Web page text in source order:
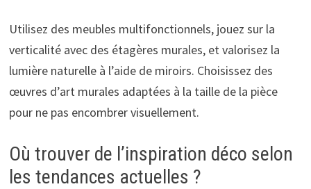
Utilisez des meubles multifonctionnels, jouez sur la
verticalité avec des étagères murales, et valorisez la
lumière naturelle à l’aide de miroirs. Choisissez des
œuvres d’art murales adaptées à la taille de la pièce
pour ne pas encombrer visuellement.
Où trouver de l’inspiration déco selon
les tendances actuelles ?